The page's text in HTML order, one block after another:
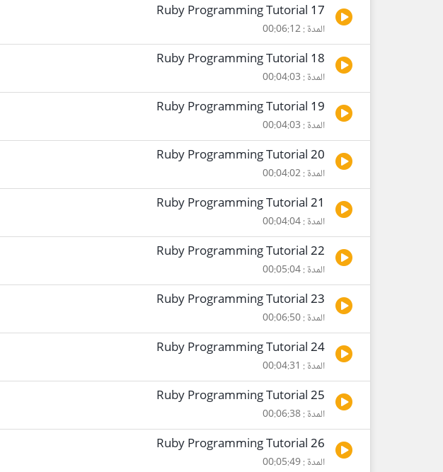
Ruby Programming Tutorial 17
المدة : 00:06:12
Ruby Programming Tutorial 18
المدة : 00:04:03
Ruby Programming Tutorial 19
المدة : 00:04:03
Ruby Programming Tutorial 20
المدة : 00:04:02
Ruby Programming Tutorial 21
المدة : 00:04:04
Ruby Programming Tutorial 22
المدة : 00:05:04
Ruby Programming Tutorial 23
المدة : 00:06:50
Ruby Programming Tutorial 24
المدة : 00:04:31
Ruby Programming Tutorial 25
المدة : 00:06:38
Ruby Programming Tutorial 26
المدة : 00:05:49